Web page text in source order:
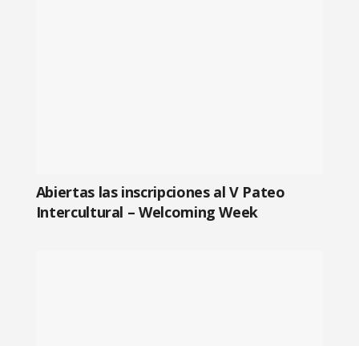
Abiertas las inscripciones al V Pateo
Intercultural – Welcoming Week